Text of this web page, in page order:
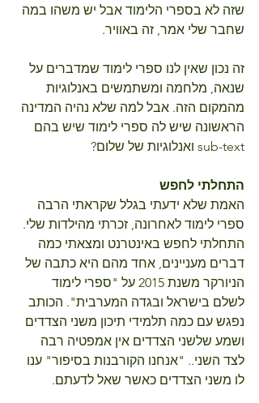
שזה לא בספרי הלימוד אבל יש משהו במה
שחבר שלי אמר, זה באוויר.
זה נכון שאין לנו ספרי לימוד שמדברים על
שנאה, מלחמה ומשתמשים באנלוגיות
מהמקום הזה. אבל למה שלא נהיה המדינה
הראשונה שיש לה ספרי לימוד שיש בהם
sub-text ואנלוגיות של שלום?
התחלתי לחפש
האמת שלא ידעתי בגלל שקראתי הרבה
ספרי לימוד לאחרונה, זכרתי מהילדות שלי.
התחלתי לחפש באינטרנט ומצאתי כמה
דברים מעניינים, אחד מהם היא כתבה של
הניורקר משנת 2015 על "ספרי לימוד
לשלם בישראל ובגדה המערבית". הכותב
נפגש עם כמה תלמידי תיכון משני הצדדים
ושמע שלשני הצדדים אין אמפטיה רבה
לצד השני.. "אנחנו הקורבנות בסיפור" ענו
לו משני הצדדים כאשר שאל לדעתם.